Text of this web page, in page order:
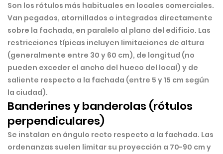
Son los rótulos más habituales en locales comerciales.
Van pegados, atornillados o integrados directamente
sobre la fachada, en paralelo al plano del edificio. Las
restricciones típicas incluyen limitaciones de altura
(generalmente entre 30 y 60 cm), de longitud (no
pueden exceder el ancho del hueco del local) y de
saliente respecto a la fachada (entre 5 y 15 cm según
la ciudad).
Banderines y banderolas (rótulos
perpendiculares)
Se instalan en ángulo recto respecto a la fachada. Las
ordenanzas suelen limitar su proyección a 70-90 cm y